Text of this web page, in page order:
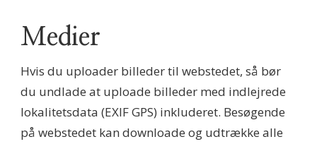
Medier
Hvis du uploader billeder til webstedet, så bør
du undlade at uploade billeder med indlejrede
lokalitetsdata (EXIF GPS) inkluderet. Besøgende
på webstedet kan downloade og udtrække alle